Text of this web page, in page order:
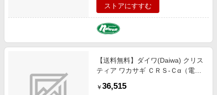
ストアにすすむ
【送料無料】ダイワ(Daiwa) クリス
ティア ワカサギ ＣＲＳ-Ｃα（電動
03402191
￥ 36,515